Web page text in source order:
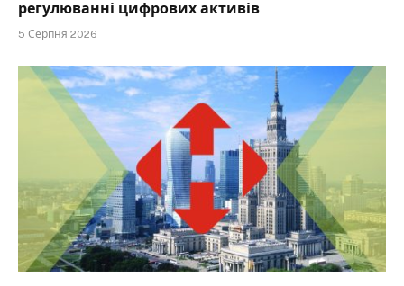
регулюванні цифрових активів
5 Серпня 2026